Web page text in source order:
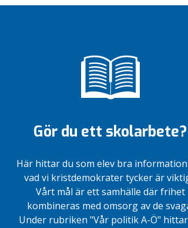
Gör du ett skolarbete?
Här hittar du som elev bra
vad vi kristdemokrater tycker är
Vårt mål är ett samhälle där frihet
kombineras med omsorg av de
Under rubriken "Vår politik A-Ö"